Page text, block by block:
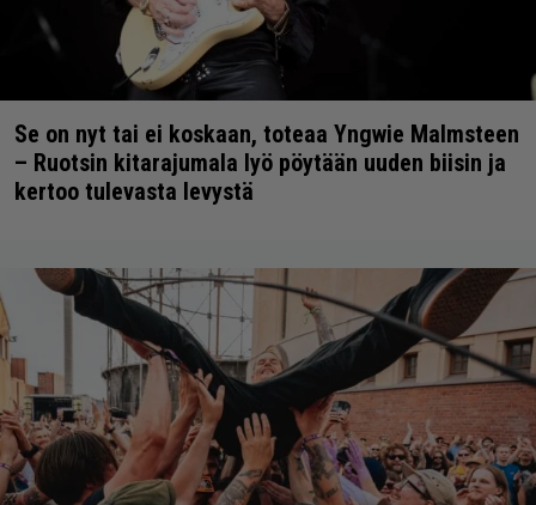
Se on nyt tai ei koskaan, toteaa Yngwie Malmsteen
– Ruotsin kitarajumala lyö pöytään uuden biisin ja
kertoo tulevasta levystä